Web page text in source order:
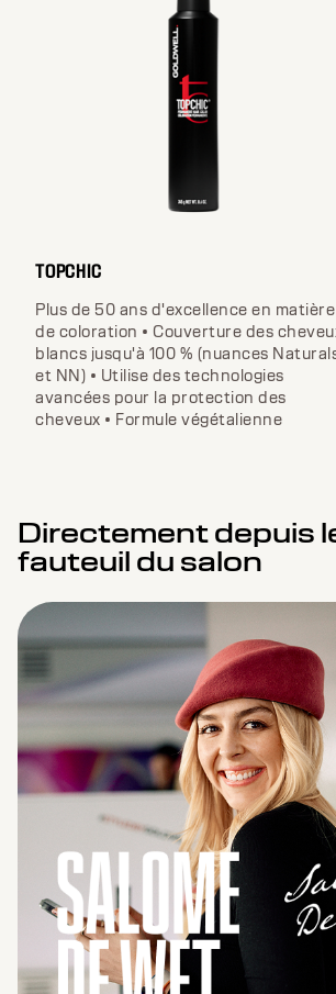
TOPCHIC
Plus de 50 ans d'excellence en matière
de coloration • Couverture des
blancs jusqu'à 100 % (nuances
et NN) • Utilise des technologies
avancées pour la protection des
cheveux • Formule végétalienne
Directement depuis
fauteuil du salon